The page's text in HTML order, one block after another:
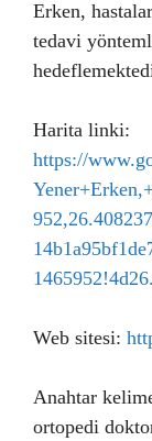
Erken,
tedavi
Harita linki:
https://
Web sitesi:
Anahtar
ortopedi